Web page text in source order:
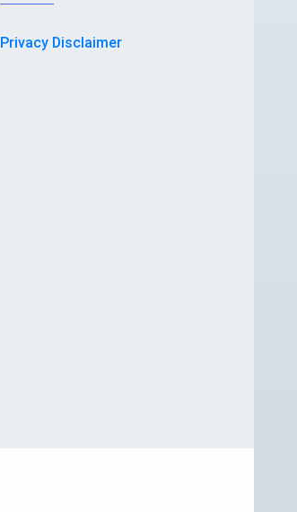
Privacy Disclaimer